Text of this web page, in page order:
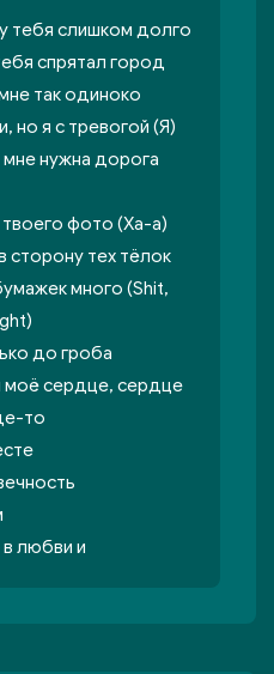
тебя слишком долго
спрятал город
так одиноко
но я с тревогой (Я)
мне нужна дорога
твоего фото (Ха-а)
тех тёлок
много (Shit,
до гроба
моё сердце, сердце
то
в любви и